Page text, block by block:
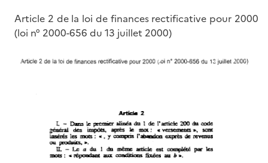
Article 2 de la loi de finances rectificative pour 2000
(loi n° 2000-656 du 13 juillet 2000)